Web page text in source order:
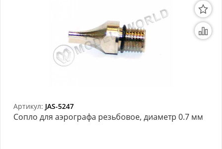
Артикул: JAS-5247
Сопло для аэрографа резьбовое, диаметр 0.7 мм